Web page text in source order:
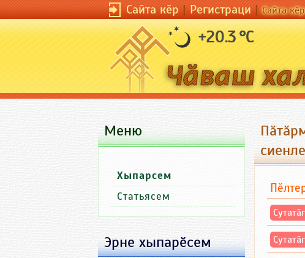
Сайта кӗр|Регистраци|Сайта
+20.3 °C
Меню
Хыпарсем
Статьясем
Эрне хыпарӗсем